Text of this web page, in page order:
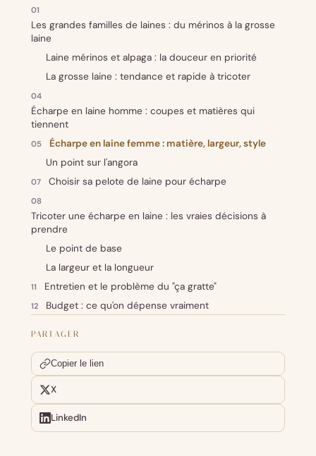
Les grandes familles de laines : du mérinos à la grosse
laine
Laine mérinos et alpaga : la douceur en priorité
La grosse laine : tendance et rapide à tricoter
Écharpe en laine homme : coupes et matières qui
tiennent
Écharpe en laine femme : matière, largeur, style
Un point sur l'angora
Choisir sa pelote de laine pour écharpe
Tricoter une écharpe en laine : les vraies décisions à
prendre
Le point de base
La largeur et la longueur
Entretien et le problème du "ça gratte"
Budget : ce qu'on dépense vraiment
PARTAGER
Copier le lien
X
LinkedIn